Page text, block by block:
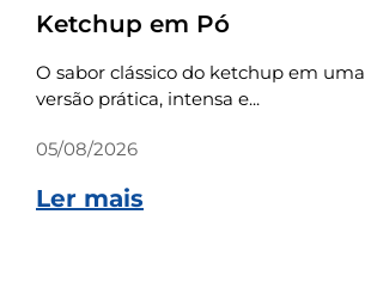
Ketchup em Pó
O sabor clássico do ketchup em uma
versão prática, intensa e...
05/08/2026
Ler mais